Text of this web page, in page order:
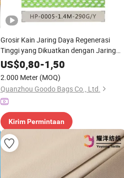
Grosir Kain Jaring Daya Regenerasi
Tinggi yang Dikuatkan dengan Jaring
Rajut Stretch
US$0,80-1,50
2.000 Meter (MOQ)
Quanzhou Goodo Bags Co., Ltd.
Kirim Permintaan